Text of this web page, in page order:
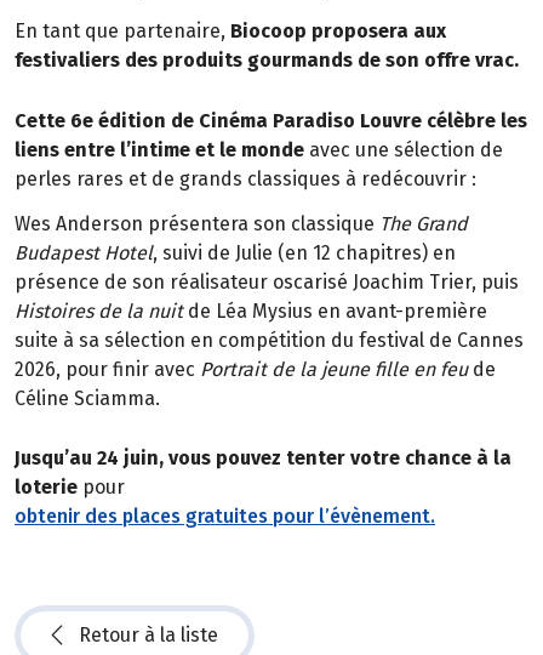
En tant que partenaire, Biocoop proposera aux
festivaliers des produits gourmands de son offre vrac.
Cette 6e édition de Cinéma Paradiso Louvre célèbre les
liens entre l’intime et le monde avec une sélection de
perles rares et de grands classiques à redécouvrir :
Wes Anderson présentera son classique The Grand
Budapest Hotel, suivi de Julie (en 12 chapitres) en
présence de son réalisateur oscarisé Joachim Trier, puis
Histoires de la nuitde Léa Mysius en avant-première
suite à sa sélection en compétition du festival de Cannes
2026, pour finir avec Portrait de la jeune fille en feude
Céline Sciamma.
Jusqu’au 24 juin, vous pouvez tenter votre chance à la
loterie pour
obtenir des places gratuites pour l’évènement.
Retour à la liste